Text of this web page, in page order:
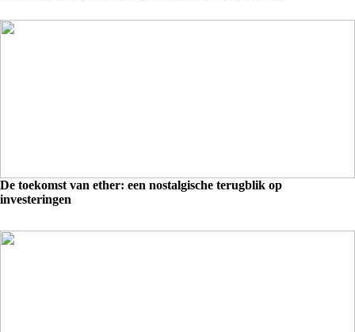
De toekomst van ether: een nostalgische terugblik op
investeringen